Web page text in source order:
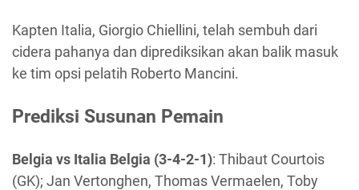
Kapten Italia, Giorgio Chiellini, telah sembuh dari
cidera pahanya dan diprediksikan akan balik masuk
ke tim opsi pelatih Roberto Mancini.
Prediksi Susunan Pemain
Belgia vs Italia Belgia (3-4-2-1): Thibaut Courtois
(GK); Jan Vertonghen, Thomas Vermaelen, Toby